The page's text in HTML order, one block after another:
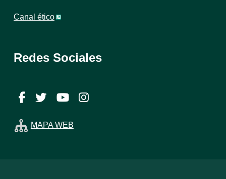
Canal ético
Redes Sociales
Facebook
TwitterYouTube
MAPA WEB